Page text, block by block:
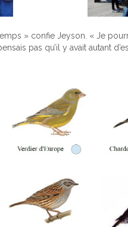
» confie Jeyson. « Je
pas qu’il y avait autant